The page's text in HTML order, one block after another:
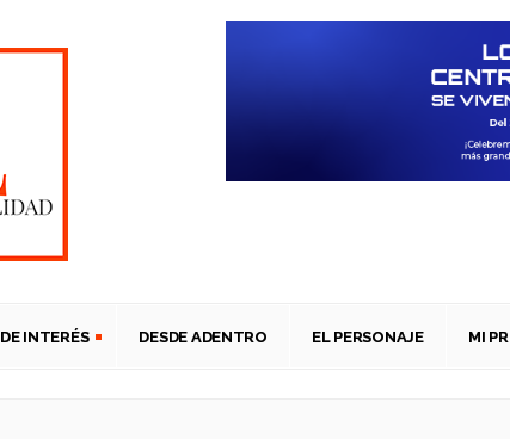
DE INTERÉS DESDE ADENTRO EL PERSONAJE MI